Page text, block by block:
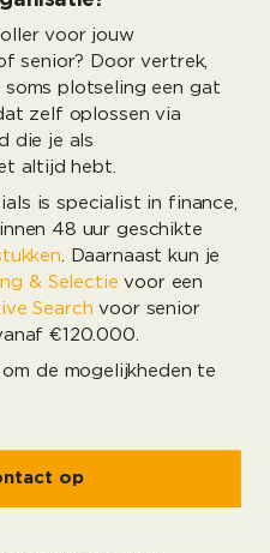
voor jouw
senior? Door vertrek,
plotseling een gat
zelf oplossen via
die je als
altijd hebt.
is specialist in finance,
48 uur geschikte
. Daarnaast kun je
& Selectie voor een
Search voor senior
€120.000.
de mogelijkheden te
op